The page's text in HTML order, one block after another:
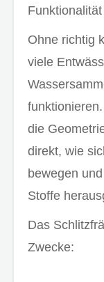
Ohne richtig
viele
die
direkt, wie
bewegen
Stoffe
Das
Zwecke: